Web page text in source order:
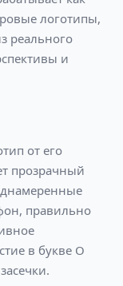
логотипы,
реального
и
от его
прозрачный
правильно
в букве O